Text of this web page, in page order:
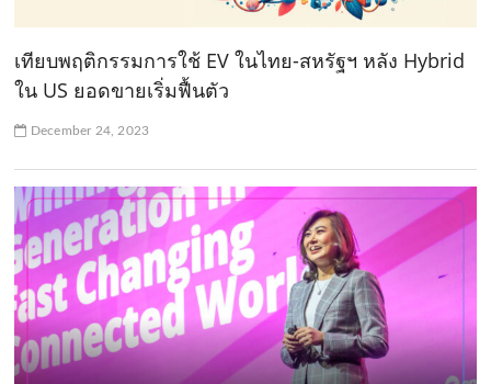
เทียบพฤติกรรมการใช้ EV ในไทย-สหรัฐฯ หลัง Hybrid
ใน US ยอดขายเริ่มฟื้นตัว
December 24, 2023